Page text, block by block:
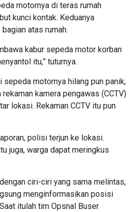
motornya di teras rumah
kunci kontak. Keduanya
atas rumah.
kabur sepeda motor korban
itu,” tuturnya.
sepeda motornya hilang pun panik,
kamera pengawas (CCTV)
lokasi. Rekaman CCTV itu pun
polisi terjun ke lokasi.
juga, warga dapat meringkus
ciri-ciri yang sama melintas,
menginformasikan posisi
itulah tim Opsnal Buser